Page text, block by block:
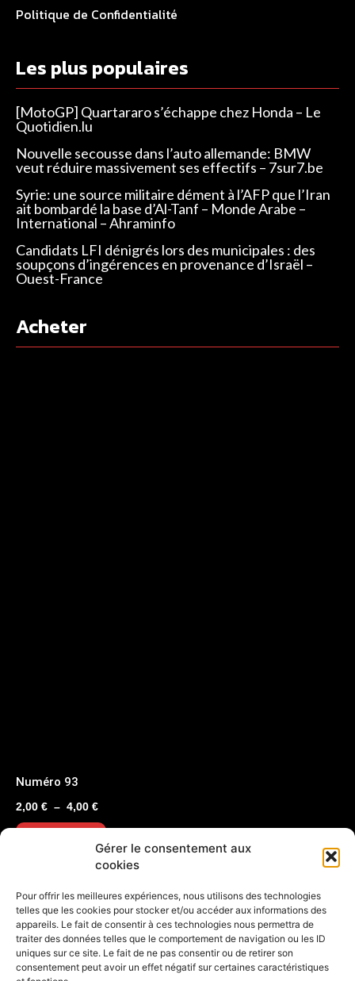
Gérer le consentement aux
cookies
Pour offrir les meilleures expériences, nous utilisons des technologies
telles que les cookies pour stocker et/ou accéder aux informations des
appareils. Le fait de consentir à ces technologies nous permettra de
traiter des données telles que le comportement de navigation ou les ID
uniques sur ce site. Le fait de ne pas consentir ou de retirer son
consentement peut avoir un effet négatif sur certaines caractéristiques
Politique de Confidentialité
Les plus populaires
[MotoGP] Quartararo s’échappe chez Honda – Le
Quotidien.lu
Nouvelle secousse dans l’auto allemande: BMW
veut réduire massivement ses effectifs – 7sur7.be
Syrie: une source militaire dément à l’AFP que l’Iran
ait bombardé la base d’Al-Tanf – Monde Arabe –
International – Ahraminfo
Candidats LFI dénigrés lors des municipales : des
soupçons d’ingérences en provenance d’Israël –
Ouest-France
Acheter
Numéro 93
2,00 € – 4,00 €Plage
de
prix :
2,00 €
4,00 €
S'abonner